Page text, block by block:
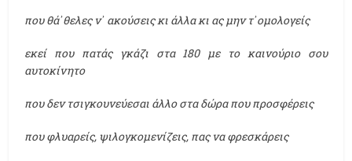
που θά᾽θελες ν᾽ ακούσεις κι άλλα κι ας μην τ᾽ομολογείς
εκεί που πατάς γκάζι στα 180 με το καινούριο σου
αυτοκίνητο
που δεν τσιγκουνεύεσαι άλλο στα δώρα που προσφέρεις
που φλυαρείς, ψιλογκομενίζεις, πας να φρεσκάρεις